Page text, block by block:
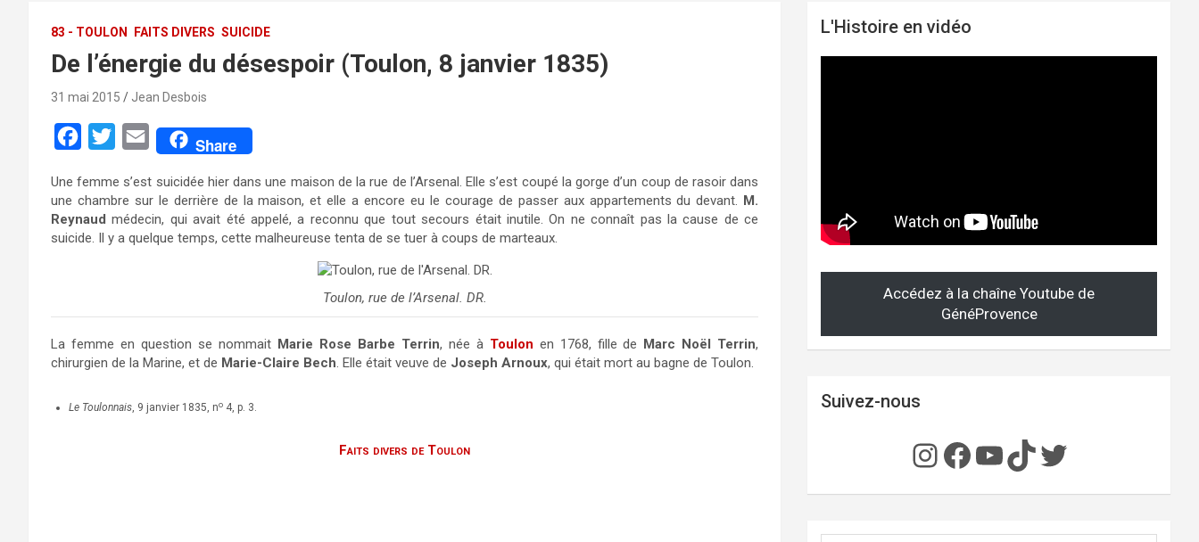
83 - TOULON FAITS DIVERS SUICIDE
De l’énergie du désespoir (Toulon, 8 janvier 1835)
31 mai 2015 Jean Desbois
c
e
b
k
i
t
t
E
a
i
l
Share
Une femme s’est suicidée hier dans une maison de la rue de l’Arsenal. Elle s’est coupé la gorge d’un coup de rasoir dans
une chambre sur le derrière de la maison, et elle a encore eu le courage de passer aux appartements du devant. M.
Reynaud médecin, qui avait été appelé, a reconnu que tout secours était inutile. On ne connaît pas la cause de ce
suicide. Il y a quelque temps, cette malheureuse tenta de se tuer à coups de marteaux.
Toulon, rue de l’Arsenal. DR.
La femme en question se nommait Marie Rose Barbe Terrin, née à Toulon en 1768, fille de Marc Noël Terrin,
chirurgien de la Marine, et de Marie-Claire Bech. Elle était veuve de Joseph Arnoux, qui était mort au bagne de Toulon.
Le Toulonnais, 9 janvier 1835, no 4, p. 3.
Faits divers de Toulon
L'Histoire en vidéo
Accédez à la chaîne Youtube de
GénéProvence
Suivez-nous
Instagram
Facebook
YouTube
TikTok
Twitter